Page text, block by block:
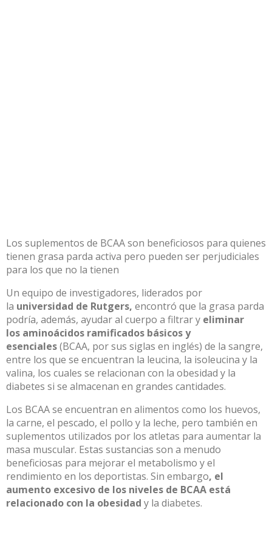
Los suplementos de BCAA son beneficiosos para quienes
tienen grasa parda activa pero pueden ser perjudiciales
para los que no la tienen
Un equipo de investigadores, liderados por
la universidad de Rutgers, encontró que la grasa parda
podría, además, ayudar al cuerpo a filtrar y eliminar
los aminoácidos ramificados básicos y
esenciales(BCAA, por sus siglas en inglés) de la sangre,
entre los que se encuentran la leucina, la isoleucina y la
valina, los cuales se relacionan con la obesidad y la
diabetes si se almacenan en grandes cantidades.
Los BCAA se encuentran en alimentos como los huevos,
la carne, el pescado, el pollo y la leche, pero también en
suplementos utilizados por los atletas para aumentar la
masa muscular. Estas sustancias son a menudo
beneficiosas para mejorar el metabolismo y el
rendimiento en los deportistas. Sin embargo, el
aumento excesivo de los niveles de BCAA está
relacionado con la obesidad y la diabetes.